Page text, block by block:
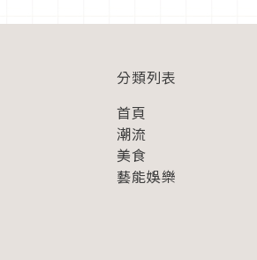
分類列表
首頁
潮流
美食
藝能娛樂